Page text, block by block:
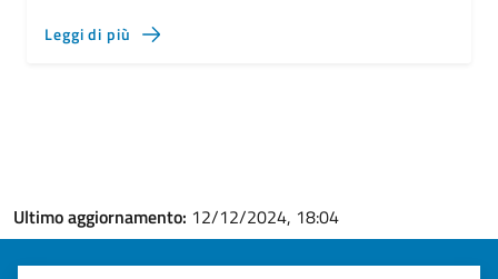
Leggi di più
Ultimo aggiornamento: 12/12/2024, 18:04